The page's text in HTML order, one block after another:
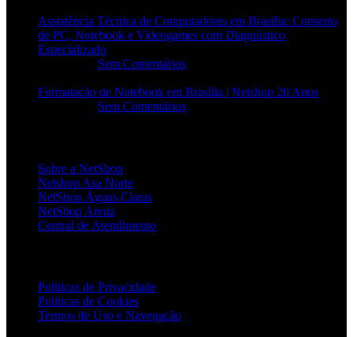
Assistência Técnica de Computadores em Brasília: Conserto
de PC, Notebook e Videogames com Diagnóstico
Especializado
Sem Comentários
Formatação de Notebook em Brasília | Netshop 20 Anos
Sem Comentários
Sobre a NetShop
Netshop Asa Norte
NetShop Águas Claras
NetShop Arena
Central de Atendimento
Políticas de Privacidade
Políticas de Cookies
Termos de Uso e Navegação